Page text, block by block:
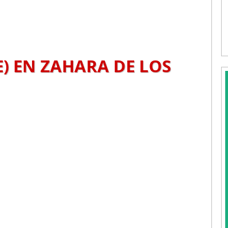
EN ZAHARA DE LOS